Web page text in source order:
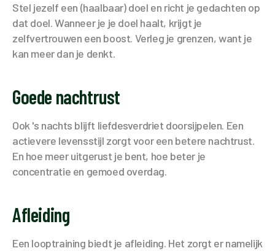
Stel jezelf een (haalbaar) doel en richt je gedachten op
dat doel. Wanneer je je doel haalt, krijgt je
zelfvertrouwen een boost. Verleg je grenzen, want je
kan meer dan je denkt.
Goede nachtrust
Ook 's nachts blijft liefdesverdriet doorsijpelen. Een
actievere levensstijl zorgt voor een betere nachtrust.
En hoe meer uitgerust je bent, hoe beter je
concentratie en gemoed overdag.
Afleiding
Een looptraining biedt je afleiding. Het zorgt er namelijk